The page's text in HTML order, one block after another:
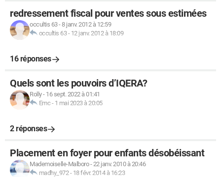
redressement fiscal pour ventes sous estimées
occultis 63-8 janv. 2012 à 12:59
occultis 63- 12 janv. 2012 à 18:09
16 réponses
Quels sont les pouvoirs d’IQERA?
Rolly- 16 sept. 2022 à 01:41
Emc - 1 mai 2023 à 20:05
2 réponses
Placement en foyer pour enfants désobéissant
Mademoiselle-Malboro-22 janv. 2010 à 20:46
madhy_972- 18 févr. 2014 à 16:23